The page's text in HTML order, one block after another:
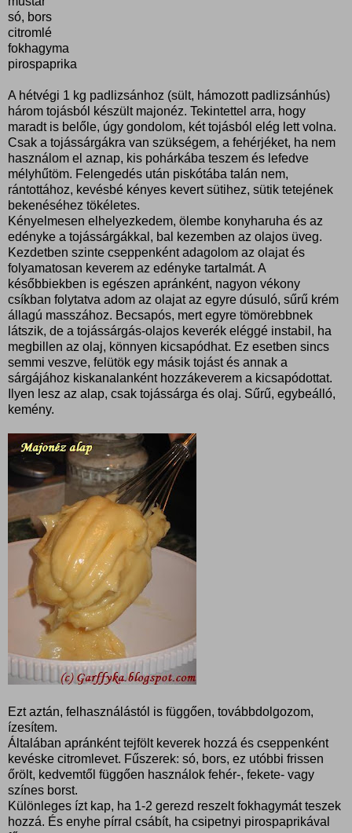
só, bors
citromlé
fokhagyma
pirospaprika
A hétvégi 1 kg padlizsánhoz (sült, hámozott padlizsánhús)
három tojásból készült majonéz. Tekintettel arra, hogy
maradt is belőle, úgy gondolom, két tojásból elég lett volna.
Csak a tojássárgákra van szükségem, a fehérjéket, ha nem
használom el aznap, kis pohárkába teszem és lefedve
mélyhűtöm. Felengedés után piskótába talán nem,
rántottához, kevésbé kényes kevert sütihez, sütik tetejének
bekenéséhez tökéletes.
Kényelmesen elhelyezkedem, ölembe konyharuha és az
edényke a tojássárgákkal, bal kezemben az olajos üveg.
Kezdetben szinte cseppenként adagolom az olajat és
folyamatosan keverem az edényke tartalmát. A
későbbiekben is egészen apránként, nagyon vékony
csíkban folytatva adom az olajat az egyre dúsuló, sűrű krém
állagú masszához. Becsapós, mert egyre tömörebbnek
látszik, de a tojássárgás-olajos keverék eléggé instabil, ha
megbillen az olaj, könnyen kicsapódhat. Ez esetben sincs
semmi veszve, felütök egy másik tojást és annak a
sárgájához kiskanalanként hozzákeverem a kicsapódottat.
Ilyen lesz az alap, csak tojássárga és olaj. Sűrű, egybeálló,
kemény.
Ezt aztán, felhasználástól is függően, továbbdolgozom,
ízesítem.
Általában apránként tejfölt keverek hozzá és cseppenként
kevéske citromlevet. Fűszerek: só, bors, ez utóbbi frissen
őrölt, kedvemtől függően használok fehér-, fekete- vagy
színes borst.
Különleges ízt kap, ha 1-2 gerezd reszelt fokhagymát teszek
hozzá. És enyhe pírral csábít, ha csipetnyi pirospaprikával